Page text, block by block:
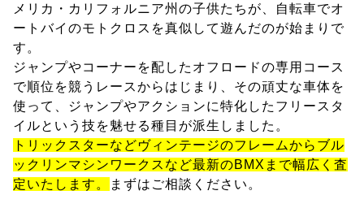
メリカ・カリフォルニア州の子供たちが、自転車でオ
ートバイのモトクロスを真似して遊んだのが始まりで
す。
ジャンプやコーナーを配したオフロードの専用コース
で順位を競うレースからはじまり、その頑丈な車体を
使って、ジャンプやアクションに特化したフリースタ
イルという技を魅せる種目が派生しました。
トリックスターなどヴィンテージのフレームからブル
ックリンマシンワークスなど最新のBMXまで幅広く査
定いたします。
まずはご相談ください。